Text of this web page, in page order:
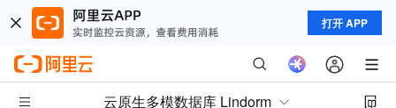
打开 APP
云原生多模数据库 Lindorm